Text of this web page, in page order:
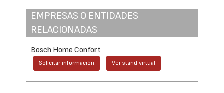
EMPRESAS O ENTIDADES
RELACIONADAS
Bosch Home Confort
Solicitar información Ver stand virtual